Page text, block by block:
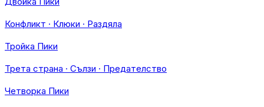
Конфликт · Клюки · Раздяла
Тройка Пики
Трета страна · Сълзи · Предателство
Четворка Пики